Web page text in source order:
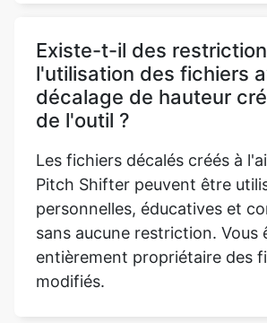
de l'outil ?
Les fichiers décalés créés à
Pitch Shifter peuvent être
personnelles, éducatives et
sans aucune restriction. Vous
entièrement propriétaire des
modifiés.
Existe-t-il une